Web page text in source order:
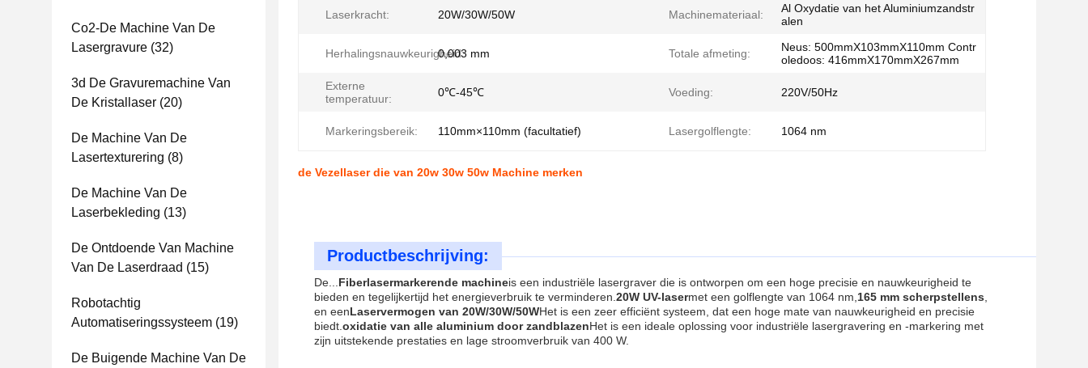
Co2-De Machine Van De
Lasergravure (32)
3d De Gravuremachine Van
De Kristallaser (20)
De Machine Van De
Lasertexturering (8)
De Machine Van De
Laserbekleding (13)
De Ontdoende Van Machine
Van De Laserdraad (15)
Robotachtig
Automatiseringssysteem (19)
De Buigende Machine Van De
Laserkracht: 20W/30W/50W Machinemateriaal:
Al Oxydatie van het Aluminiumzandstr
alen
Herhalingsnauwkeurigheid:0,003 mm Totale afmeting:
Neus: 500mmX103mmX110mm Contr
oledoos: 416mmX170mmX267mm
Externe
temperatuur:
0℃-45℃ Voeding: 220V/50Hz
Markeringsbereik: 110mm×110mm (facultatief) Lasergolflengte: 1064 nm
de Vezellaser die van 20w 30w 50w Machine merken
Productbeschrijving:
De... Fiberlasermarkerende machineis een industriële lasergraver die is ontworpen om een hoge precisie en nauwkeurigheid te
bieden en tegelijkertijd het energieverbruik te verminderen. 20W UV-lasermet een golflengte van 1064 nm, 165 mm scherpstellens
en eenLaservermogen van 20W/30W/50WHet is een zeer efficiënt systeem, dat een hoge mate van nauwkeurigheid en precisie
biedt. oxidatie van alle aluminium door zandblazenHet is een ideale oplossing voor industriële lasergravering en -markering met
zijn uitstekende prestaties en lage stroomverbruik van 400 W.